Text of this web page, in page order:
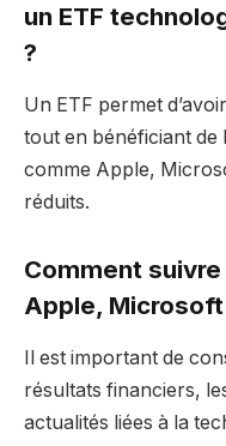
un ETF
?
Un ETF permet
tout en bénéficiant de
comme Apple,
réduits.
Comment
Apple,
Il est important de
résultats financiers,
actualités liées à la